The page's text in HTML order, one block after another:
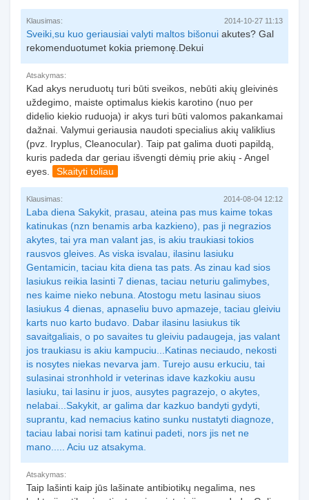
Klausimas: 2014-10-27 11:13
Sveiki,su kuo geriausiai valyti maltos bišonui akutes? Gal
rekomenduotumet kokia priemonę.Dekui
Atsakymas:
Kad akys neruduotų turi būti sveikos, nebūti akių gleivinės
uždegimo, maiste optimalus kiekis karotino (nuo per
didelio kiekio ruduoja) ir akys turi būti valomos pakankamai
dažnai. Valymui geriausia naudoti specialius akių valiklius
(pvz. Iryplus, Cleanocular). Taip pat galima duoti papildą,
kuris padeda dar geriau išvengti dėmių prie akių - Angel
eyes.
Skaityti toliau
Klausimas: 2014-08-04 12:12
Laba diena Sakykit, prasau, ateina pas mus kaime tokas
katinukas (nzn benamis arba kazkieno), pas ji negrazios
akytes, tai yra man valant jas, is akiu traukiasi tokios
rausvos gleives. As viska isvalau, ilasinu lasiuku
Gentamicin, taciau kita diena tas pats. As zinau kad sios
lasiukus reikia lasinti 7 dienas, taciau neturiu galimybes,
nes kaime nieko nebuna. Atostogu metu lasinau siuos
lasiukus 4 dienas, apnaseliu buvo apmazeje, taciau gleiviu
karts nuo karto budavo. Dabar ilasinu lasiukus tik
savaitgaliais, o po savaites tu gleiviu padaugeja, jas valant
jos traukiasu is akiu kampuciu...Katinas neciaudo, nekosti
is nosytes niekas nevarva jam. Turejo ausu erkuciu, tai
sulasinai stronhhold ir veterinas idave kazkokiu ausu
lasiuku, tai lasinu ir juos, ausytes pagrazejo, o akytes,
nelabai...Sakykit, ar galima dar kazkuo bandyti gydyti,
suprantu, kad nemacius katino sunku nustatyti diagnoze,
taciau labai norisi tam katinui padeti, nors jis net ne
mano..... Aciu uz atsakyma.
Atsakymas:
Taip lašinti kaip jūs lašinate antibiotikų negalima, nes